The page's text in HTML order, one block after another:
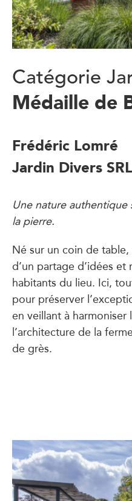
Catégorie
Médaille de
Frédéric Lomré
Jardin Divers
Une nature
la pierre.
Né sur un coin de
d’un partage d’idées
habitants du lieu. Ici,
pour préserver
en veillant à harmoniser
l’architecture de la
de grès.